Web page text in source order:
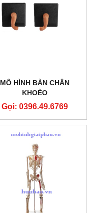
MÔ HÌNH BÀN CHÂN
KHOÈO
Gọi: 0396.49.6769